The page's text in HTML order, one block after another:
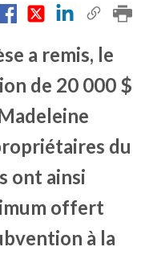
a remis, le
de 20 000 $
du
ont ainsi
offert
à la